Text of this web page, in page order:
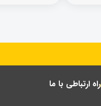
راه ارتباطی با ما